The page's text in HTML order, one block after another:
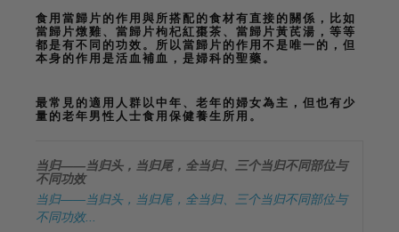
食用當歸片的作用與所搭配的食材有直接的關係，比如
當歸片燉雞、當歸片枸杞紅棗茶、當歸片黃芪湯，等等
都是有不同的功效。所以當歸片的作用不是唯一的，但
本身的作用是活血補血，是婦科的聖藥。
最常見的適用人群以中年、老年的婦女為主，但也有少
量的老年男性人士食用保健養生所用。
当归——当归头，当归尾，全当归、三个当归不同部位与
不同功效
当归——当归头，当归尾，全当归、三个当归不同部位与
不同功效...